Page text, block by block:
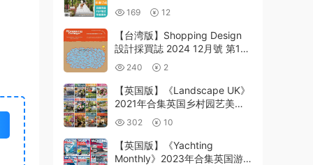
乡村室内软装设计pdf高清杂志
（全年订阅-季刊）
169 12
【台湾版】Shopping Design
設計採買誌 2024 12月號 第152
期PDF电子版
240 2
【英国版】《Landscape UK》
2021年合集英国乡村园艺美食
生活种植花园布局pdf杂志（12
本）
302 10
【英国版】《Yachting
Monthly》2023年合集英国游